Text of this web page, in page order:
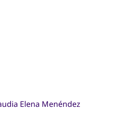
Elena Menéndez